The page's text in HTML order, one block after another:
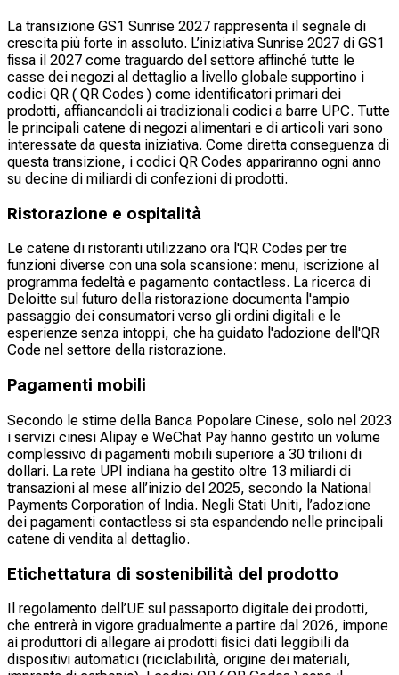
La transizione GS1 Sunrise 2027 rappresenta il segnale di
crescita più forte in assoluto. L’iniziativa Sunrise 2027 di GS1
fissa il 2027 come traguardo del settore affinché tutte le
casse dei negozi al dettaglio a livello globale supportino i
codici QR ( QR Codes ) come identificatori primari dei
prodotti, affiancandoli ai tradizionali codici a barre UPC. Tutte
le principali catene di negozi alimentari e di articoli vari sono
interessate da questa iniziativa. Come diretta conseguenza di
questa transizione, i codici QR Codes appariranno ogni anno
su decine di miliardi di confezioni di prodotti.
Ristorazione e ospitalità
Le catene di ristoranti utilizzano ora l'QR Codes per tre
funzioni diverse con una sola scansione: menu, iscrizione al
programma fedeltà e pagamento contactless. La ricerca di
Deloitte sul futuro della ristorazione documenta l'ampio
passaggio dei consumatori verso gli ordini digitali e le
esperienze senza intoppi, che ha guidato l'adozione dell'QR
Code nel settore della ristorazione.
Pagamenti mobili
Secondo le stime della Banca Popolare Cinese, solo nel 2023
i servizi cinesi Alipay e WeChat Pay hanno gestito un volume
complessivo di pagamenti mobili superiore a 30 trilioni di
dollari. La rete UPI indiana ha gestito oltre 13 miliardi di
transazioni al mese all’inizio del 2025, secondo la National
Payments Corporation of India. Negli Stati Uniti, l’adozione
dei pagamenti contactless si sta espandendo nelle principali
catene di vendita al dettaglio.
Etichettatura di sostenibilità del prodotto
Il regolamento dell’UE sul passaporto digitale dei prodotti,
che entrerà in vigore gradualmente a partire dal 2026, impone
ai produttori di allegare ai prodotti fisici dati leggibili da
dispositivi automatici (riciclabilità, origine dei materiali,